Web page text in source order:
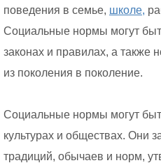
поведения в семье, школе,
Социальные нормы могут
законах и правилах, а также
из поколения в поколение.
Социальные нормы могут
культурах и обществах. Они
традиций, обычаев и норм,